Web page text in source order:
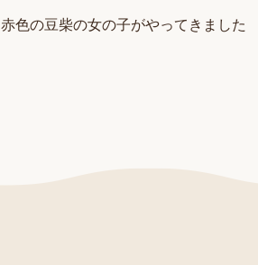
赤色の豆柴の女の子がやってきました